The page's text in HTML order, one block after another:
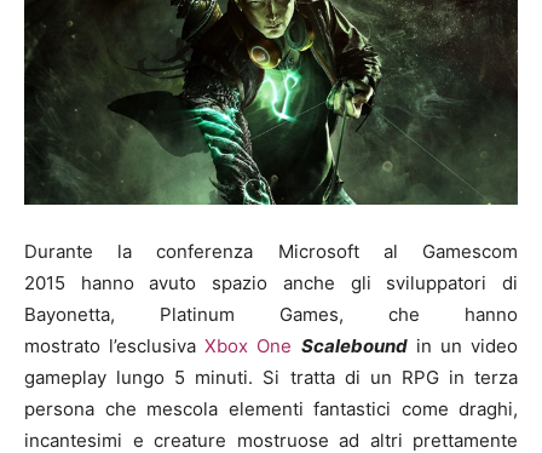
Durante la conferenza Microsoft al Gamescom
2015 hanno avuto spazio anche gli sviluppatori di
Bayonetta, Platinum Games, che hanno
mostrato l’esclusivaXbox One Scaleboundin un video
gameplay lungo 5 minuti. Si tratta di un RPG in terza
persona che mescola elementi fantastici come draghi,
incantesimi e creature mostruose ad altri prettamente